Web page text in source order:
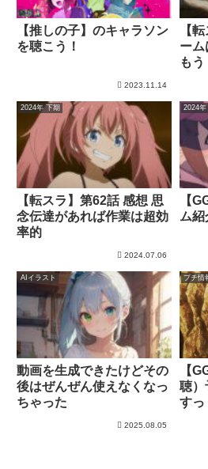
【推しの子】のキャラソン
を聴こう！
2023.11.14
【
ーム
もう
2024年 下期
【転スラ】第62話 感想 思
念伝達があれば作業は超効
率的
2024.07.06
2024年
【
ム紹
AIイラスト
動画を生成できたけどその
後はぜんぜん使えなくなっ
ちゃった
2025.08.05
プチ情
【
聴）
すっ